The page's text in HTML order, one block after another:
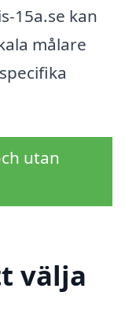
15a.se kan
målare
utan
välja